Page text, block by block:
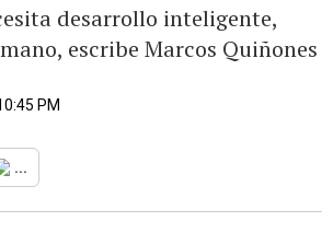
desarrollo inteligente,
escribe Marcos Quiñones
PM
...